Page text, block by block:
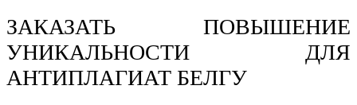
ЗАКАЗАТЬ ПОВЫШЕНИЕ
УНИКАЛЬНОСТИ ДЛЯ
АНТИПЛАГИАТ БЕЛГУ